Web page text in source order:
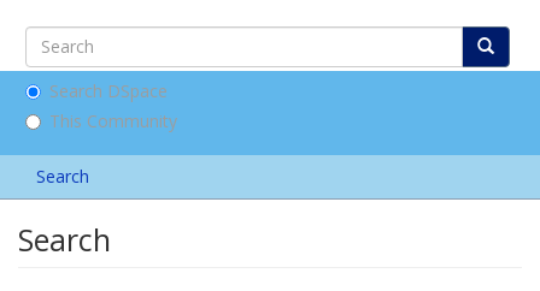
Search DSpace
This Community
Search
Search